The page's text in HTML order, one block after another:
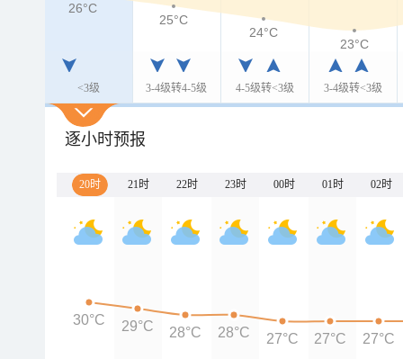
<3级 3-4级转4-5级 4-5级转<3级 3-4级转<3级
26°C
25°C
24°C
23°C
逐小时预报
20时 21时 22时 23时 00时 01时 02时
30°C 29°C 28°C 28°C 27°C 27°C 27°C